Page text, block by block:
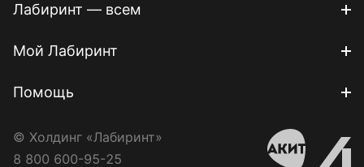
Лабиринт — всем
Мой Лабиринт
Помощь
© Холдинг «Лабиринт»
8 800 600-95-25